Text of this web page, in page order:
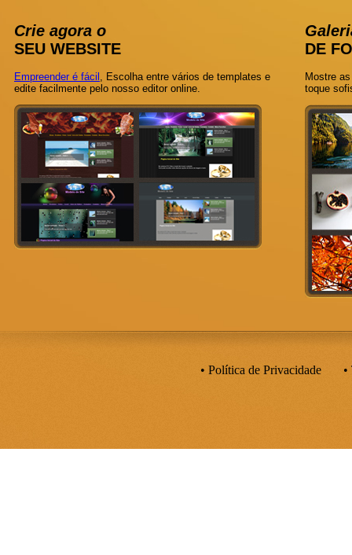
Crie agora o
SEU WEBSITE
Empreender é fácil , Escolha entre vários de templates e
edite facilmente pelo nosso editor online.
DE
Mostre
toque
• Política de Privacidade